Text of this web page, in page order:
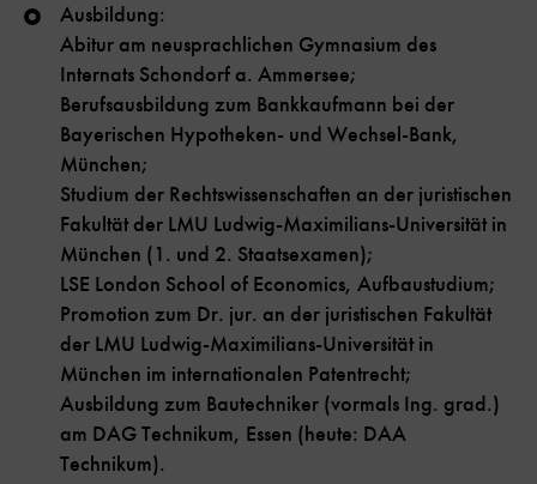
Ausbildung:
Abitur am neusprachlichen Gymnasium des
Internats Schondorf a. Ammersee;
Berufsausbildung zum Bankkaufmann bei der
Bayerischen Hypotheken- und Wechsel-Bank,
München;
Studium der Rechtswissenschaften an der juristischen
Fakultät der LMU Ludwig-Maximilians-Universität in
München (1. und 2. Staatsexamen);
LSE London School of Economics, Aufbaustudium;
Promotion zum Dr. jur. an der juristischen Fakultät
der LMU Ludwig-Maximilians-Universität in
München im internationalen Patentrecht;
Ausbildung zum Bautechniker (vormals Ing. grad.)
am DAG Technikum, Essen (heute: DAA
Technikum).